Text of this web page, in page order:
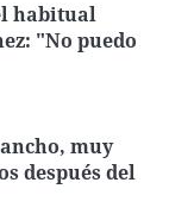
habitual
"No puedo
muy
después del